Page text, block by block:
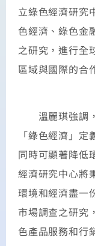
立綠色經濟研究
色經濟、綠色金
之研究，進行全
區域與國際的合
溫麗琪強調，
「綠色經濟」
同時可顯著降低
經濟研究中心將
環境和經濟盡一
市場調查之研究
色產品服務和行